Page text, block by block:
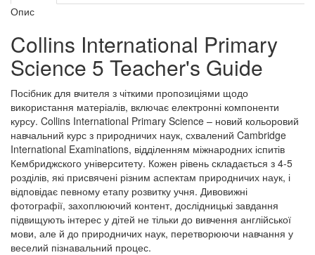
Опис
Collins International Primary
Science 5 Teacher's Guide
Посібник для вчителя з чіткими пропозиціями щодо
використання матеріалів, включає електронні компоненти
курсу. Collins International Primary Science – новий кольоровий
навчальний курс з природничих наук, схвалений Cambridge
International Examinations, відділенням міжнародних іспитів
Кембриджского університету. Кожен рівень складається з 4-5
розділів, які присвячені різним аспектам природничих наук, і
відповідає певному етапу розвитку учня. Дивовижні
фотографії, захоплюючий контент, дослідницькі завдання
підвищують інтерес у дітей не тільки до вивчення англійської
мови, але й до природничих наук, перетворюючи навчання у
веселий пізнавальний процес.